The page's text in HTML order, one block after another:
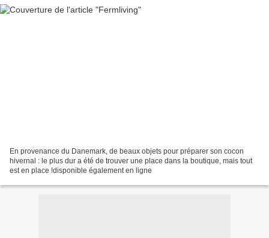
En provenance du Danemark, de beaux objets pour préparer son cocon
hivernal : le plus dur a été de trouver une place dans la boutique, mais tout
est en place !disponible également en ligne